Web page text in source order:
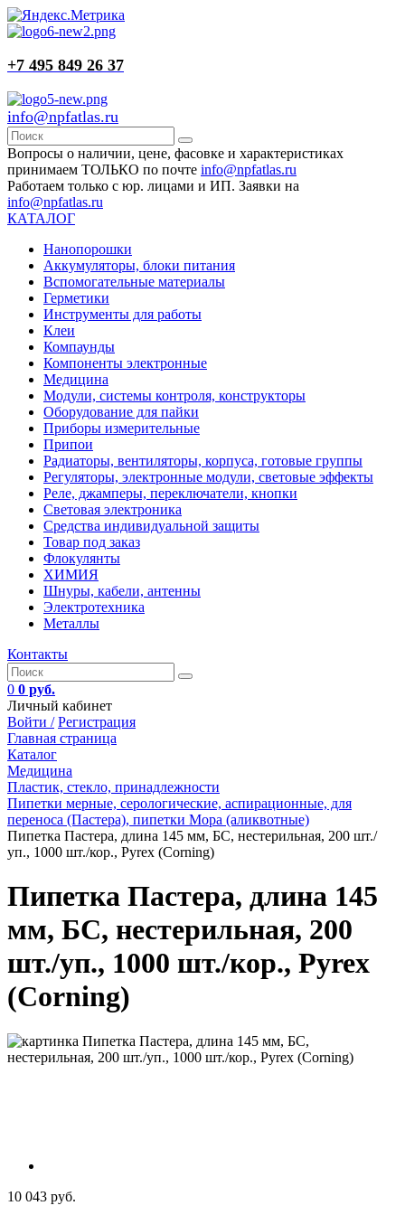
+7 495 849 26 37
info@npfatlas.ru
Вопросы о наличии, цене, фасовке и характеристиках
принимаем ТОЛЬКО по почте info@npfatlas.ru
Работаем только с юр. лицами и ИП. Заявки на
info@npfatlas.ru
КАТАЛОГ
Нанопорошки
Аккумуляторы, блоки питания
Вспомогательные материалы
Герметики
Инструменты для работы
Клеи
Компаунды
Компоненты электронные
Медицина
Модули, системы контроля, конструкторы
Оборудование для пайки
Приборы измерительные
Припои
Радиаторы, вентиляторы, корпуса, готовые группы
Регуляторы, электронные модули, световые эффекты
Реле, джамперы, переключатели, кнопки
Световая электроника
Средства индивидуальной защиты
Товар под заказ
Флокулянты
ХИМИЯ
Шнуры, кабели, антенны
Электротехника
Металлы
Контакты
0 0 руб.
Личный кабинет
Войти / Регистрация
Главная страница
Каталог
Медицина
Пластик, стекло, принадлежности
Пипетки мерные, серологические, аспирационные, для
переноса (Пастера), пипетки Мора (аликвотные)
Пипетка Пастера, длина 145 мм, БС, нестерильная, 200 шт./
уп., 1000 шт./кор., Pyrex (Corning)
Пипетка Пастера, длина 145
мм, БС, нестерильная, 200
шт./уп., 1000 шт./кор., Pyrex
(Corning)
10 043 руб.